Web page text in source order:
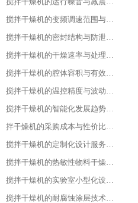
搅拌干燥机的变频调速范围与控制精度
搅拌干燥机的密封结构与防泄漏等级
搅拌干燥机的干燥速率与处理量参数
搅拌干燥机的腔体容积与有效装载率
搅拌干燥机的温控精度与波动范围
搅拌干燥机的智能化发展趋势预测
拌干燥机的采购成本与性价比评估
搅拌干燥机的定制化设计服务范围
搅拌干燥机的热敏性物料干燥工艺优化
搅拌干燥机的实验室小型化设计要点
搅拌干燥机的耐腐蚀涂层技术应用